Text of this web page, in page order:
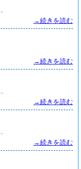
→続きを読む
→続きを読む
→続きを読む
→続きを読む